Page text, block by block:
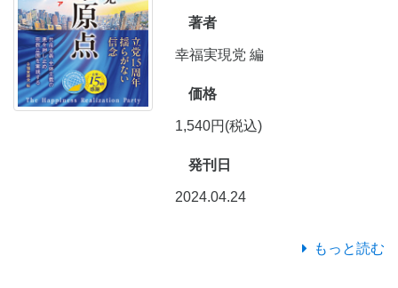
著者
幸福実現党 編
価格
1,540円(税込)
発刊日
2024.04.24
もっと読む